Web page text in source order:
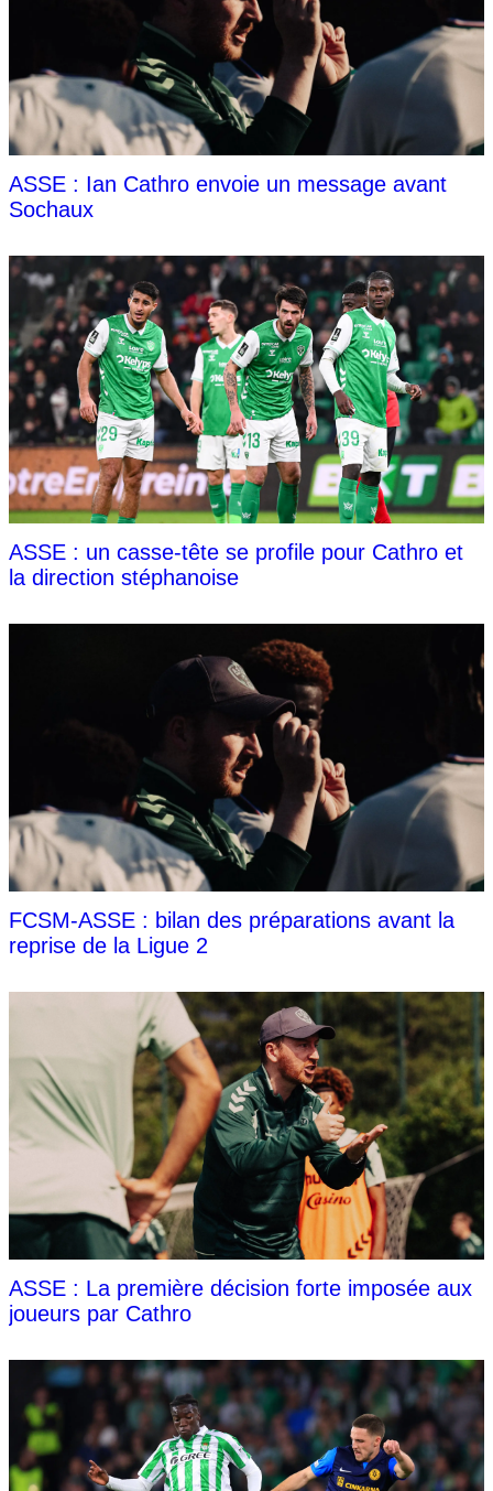
ASSE : Ian Cathro envoie un message avant
Sochaux
ASSE : un casse-tête se profile pour Cathro et
la direction stéphanoise
FCSM-ASSE : bilan des préparations avant la
reprise de la Ligue 2
ASSE : La première décision forte imposée aux
joueurs par Cathro